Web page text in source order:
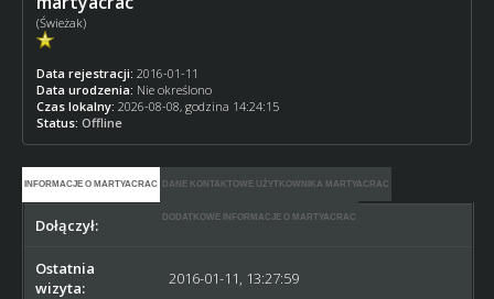
(Świeżak)
Data rejestracji: 2016-01-11
Data urodzenia: Nie określono
Czas lokalny: 2026-08-08, godzina 14:24:15
Status: Offline
INFORMACJE O MARTYACRAC DANE KONTAKTOWE UŻYTKOWNIKA MARTYACRAC
DODATKOWE INFORMACJE O MARTYACRAC
Dołączył: 2016-01-11
Ostatnia
wizyta:
2016-01-11, 13:27:59